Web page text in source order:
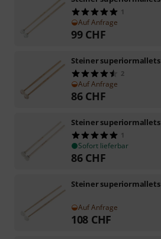
1
Auf Anfrage
99 CHF
Steiner superiormallets
2
Auf Anfrage
86 CHF
Steiner superiormallets
1
Sofort lieferbar
86 CHF
Steiner superiormallets
Auf Anfrage
108 CHF